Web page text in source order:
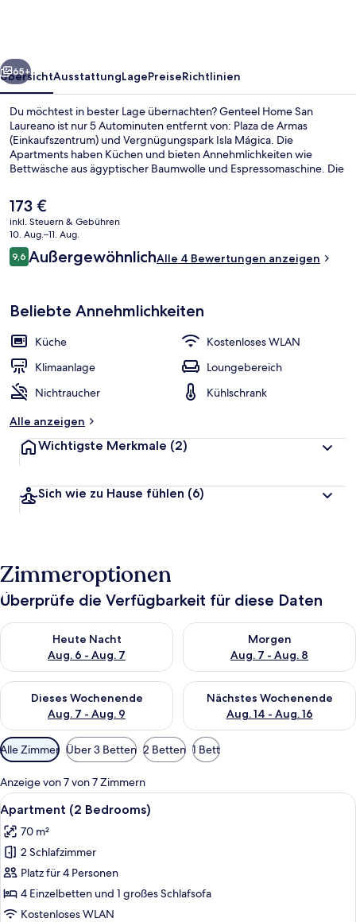
Weiter
65+
ÜbersichtAusstattungLagePreiseRichtlinien
Du möchtest in bester Lage übernachten? Genteel Home San
Laureano ist nur 5 Autominuten entfernt von: Plaza de Armas
(Einkaufszentrum) und Vergnügungspark Isla Mágica. Die
Apartments haben Küchen und bieten Annehmlichkeiten wie
Bettwäsche aus ägyptischer Baumwolle und Espressomaschine. Die
(Straßenbahnhaltestelle Plaza Nueva) sind es nur 13 Gehminuten.
Der
aktuelle
Preis
beträgt
173 €.
173 €
inkl. Steuern & Gebühren
10. Aug.–11. Aug.
Bewertungen
9,69,6 von 10.
AußergewöhnlichAlle 4 Bewertungen anzeigen
Beliebte Annehmlichkeiten
Küche
Kostenloses WLAN
Klimaanlage
Loungebereich
Nichtraucher
Kühlschrank
Alle anzeigen
Wichtigste Merkmale (2)
Sich wie zu Hause fühlen (6)
Zimmeroptionen
Überprüfe die Verfügbarkeit für diese Daten
Heute Nacht
Aug. 6 - Aug. 7
Überprüfe die Verfügbarkeit für heute Nacht, Aug. 6 - Aug. 7.
Morgen
Aug. 7 - Aug. 8
Überprüfe die Verfügbarkeit
Dieses Wochenende
Aug. 7 - Aug. 9
Überprüfe die Verfügbarkeit für dieses Wochenende, Aug. 7
Nächstes Wochenende
Aug. 14 - Aug. 16
Überprüfe die Verfügbarkeit
Verfügbare
Filter
für
Zimmer
Alle Zimmer Über 3 Betten 2 Betten 1 Bett
Anzeige von 7 von 7 Zimmern
Alle
Fotos
für
Apartment
(2
Bedrooms)
anzeigen
Ein Wohnzimmer mit kariertem
12
Apartment (2 Bedrooms)
70 m²
2 Schlafzimmer
Platz für 4 Personen
4 Einzelbetten und 1 großes Schlafsofa
Kostenloses WLAN